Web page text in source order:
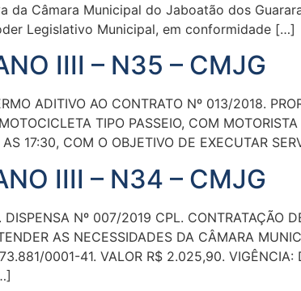
Câmara Municipal do Jaboatão dos
Legislativo Municipal, em conformidade […]
IIII – N35 – CMJG
ADITIVO AO CONTRATO Nº 013/2018.
TIPO PASSEIO, COM
17:30, COM O OBJETIVO DE EXECUTAR
IIII – N34 – CMJG
Nº 007/2019 CPL. CONTRATAÇÃO
AS NECESSIDADES DA CÂMARA
0001-41. VALOR R$ 2.025,90.